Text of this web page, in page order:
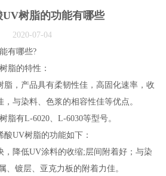
UV树脂的功能有哪些
2020-07-04
有哪些?
的特性：
，产品具有柔韧性佳，高固化速率，收
与染料、色浆的相容性佳等优点。
有L-6020、L-6030等型号。
UV树脂的功能如下：
降低UV涂料的收缩;层间附着好；与染
、镀层、亚克力板的附着力佳。